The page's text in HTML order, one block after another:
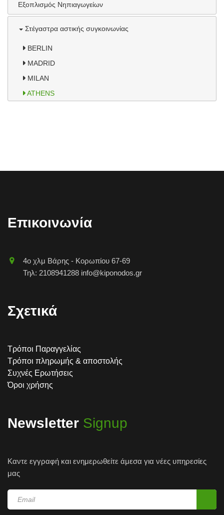
Εξοπλισμός Νηπιαγωγείων
Στέγαστρα αστικής συγκοινωνίας
BERLIN
MADRID
MILAN
ATHENS
Επικοινωνία
4o χλμ Βάρης - Κορωπίου 67-69
Τηλ: 2108941288 info@kiponodos.gr
Σχετικά
Τρόποι Παραγγελίας
Τρόποι πληρωμής & αποστολής
Συχνές Ερωτήσεις
Όροι χρήσης
Newsletter Signup
Καντε εγγραφή και ενημερωθείτε άμεσα για νέες υπηρεσίες
μας